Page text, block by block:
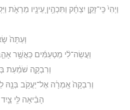
וַיְהִי֙ כִּֽי־זָקֵ֣ן יִצְחָ֔ק וַתִּכְהֶ֥יןָ עֵינָ֖יו מֵרְאֹ֑ת
וְעַתָּה֙
וַעֲשֵׂה־לִ֨י מַטְעַמִּ֜ים כַּאֲשֶׁ֥ר
וְרִבְקָ֣ה שֹׁמַ֔עַת
וְרִבְקָה֙ אָֽמְרָ֔ה אֶל־יַעֲקֹ֥ב בְּנָ֖הּ
הָבִ֨יאָה לִּ֥י